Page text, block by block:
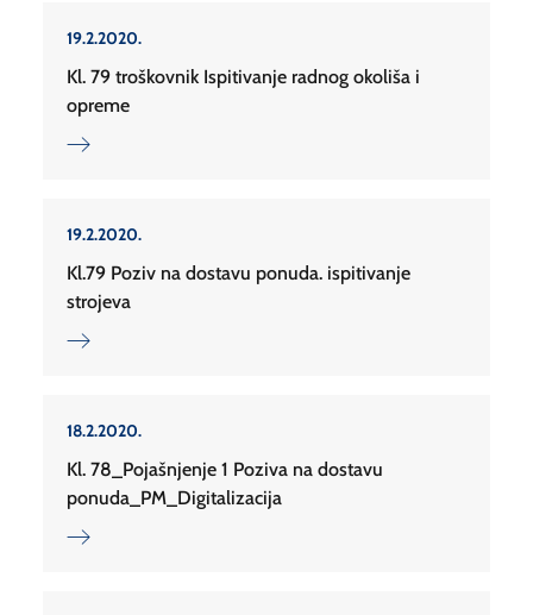
19.2.2020.
Kl. 79 troškovnik Ispitivanje radnog okoliša i
opreme
19.2.2020.
Kl.79 Poziv na dostavu ponuda. ispitivanje
strojeva
18.2.2020.
Kl. 78_Pojašnjenje 1 Poziva na dostavu
ponuda_PM_Digitalizacija